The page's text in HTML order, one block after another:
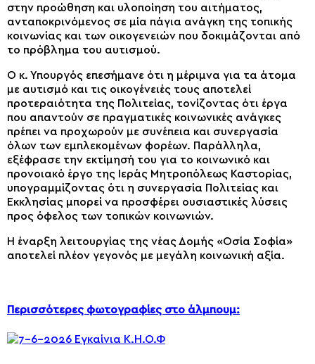
στην προώθηση και υλοποίηση του αιτήματος,
ανταποκρινόμενος σε μία πάγια ανάγκη της τοπικής
κοινωνίας και των οικογενειών που δοκιμάζονται από
το πρόβλημα του αυτισμού.
Ο κ. Υπουργός επεσήμανε ότι η μέριμνα για τα άτομα
με αυτισμό και τις οικογένειές τους αποτελεί
προτεραιότητα της Πολιτείας, τονίζοντας ότι έργα
που απαντούν σε πραγματικές κοινωνικές ανάγκες
πρέπει να προχωρούν με συνέπεια και συνεργασία
όλων των εμπλεκομένων φορέων. Παράλληλα,
εξέφρασε την εκτίμησή του για το κοινωνικό και
προνοιακό έργο της Ιεράς Μητροπόλεως Καστορίας,
υπογραμμίζοντας ότι η συνεργασία Πολιτείας και
Εκκλησίας μπορεί να προσφέρει ουσιαστικές λύσεις
προς όφελος των τοπικών κοινωνιών.
Η έναρξη λειτουργίας της νέας Δομής «Οσία Σοφία»
αποτελεί πλέον γεγονός με μεγάλη κοινωνική αξία.
Περισσότερες φωτογραφίες στο άλμπουμ: